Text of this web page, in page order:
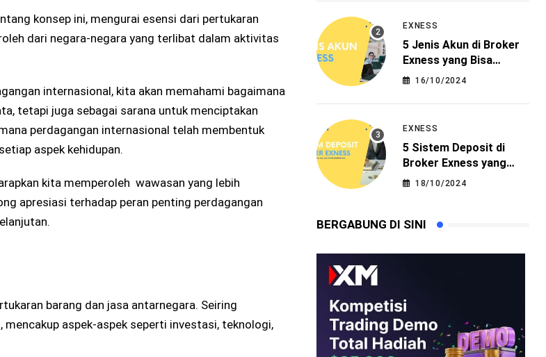
konsep ini, mengurai esensi dari pertukaran
dari negara-negara yang terlibat dalam aktivitas
internasional, kita akan memahami bagaimana
tetapi juga sebagai sarana untuk menciptakan
perdagangan internasional telah membentuk
aspek kehidupan.
kita memperoleh wawasan yang lebih
apresiasi terhadap peran penting perdagangan
barang dan jasa antarnegara. Seiring
aspek-aspek seperti investasi, teknologi,
EXNESS
5 Jenis Akun di Broker
Exness yang Bisa
Menjadi Pilihan
16/10/2024
EXNESS
5 Sistem Deposit di
Broker Exness yang
Paling Mudah
18/10/2024
BERGABUNG DI SINI